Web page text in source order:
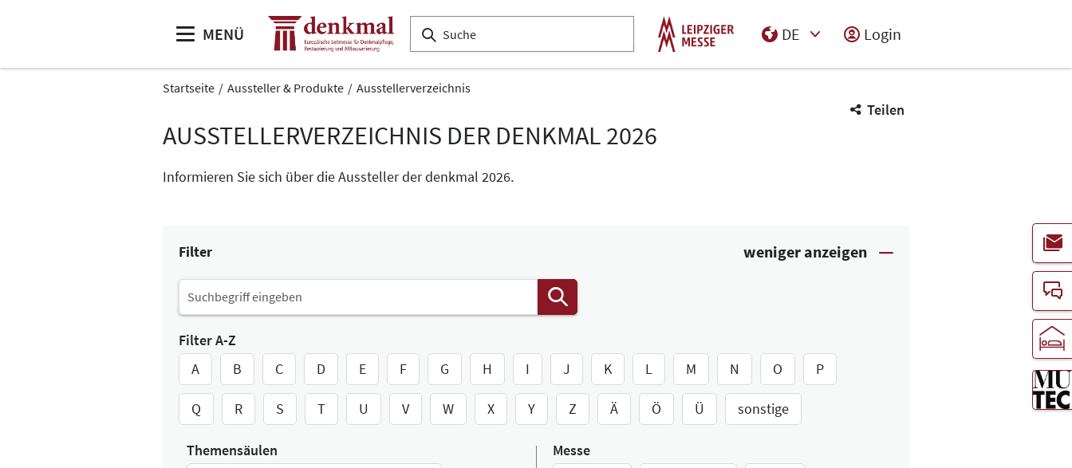
MENÜ
DE
Login
Startseite Aussteller & Produkte Ausstellerverzeichnis
Teilen
AUSSTELLERVERZEICHNIS DER DENKMAL 2026
Informieren Sie sich über die Aussteller der denkmal 2026.
Filter
Filter A-Z
A
B C D E F G H I J K L M N O P
Q R S T U V W X Y Z Ä Ö Ü sonstige
Themensäulen
Messe